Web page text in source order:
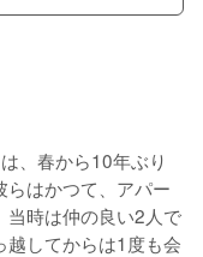
、春から10年ぶり
はかつて、アパー
当時は仲の良い2人で
越してからは1度も会